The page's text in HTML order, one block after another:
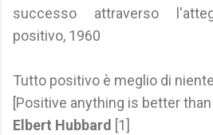
successo attraverso
positivo, 1960
Tutto positivo è meglio di
[Positive anything is better
Elbert Hubbard [1]